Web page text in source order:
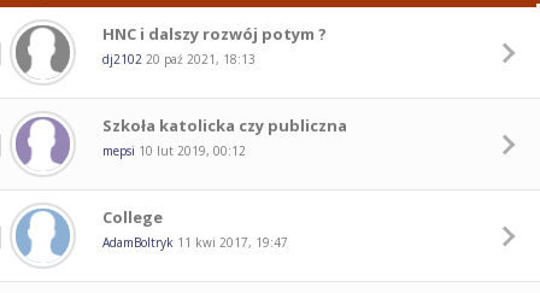
HNC i dalszy rozwój potym ?
dj2102 20 paź 2021, 18:13
Szkoła katolicka czy publiczna
mepsi 10 lut 2019, 00:12
College
AdamBoltryk 11 kwi 2017, 19:47